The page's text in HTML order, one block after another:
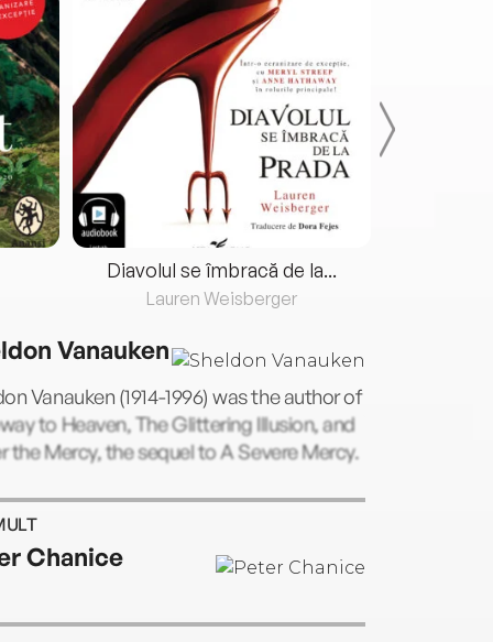
Diavolul se îmbracă de la...
Lauren Weisberger
Vanauken
Vanauken (1914-1996) was the author of
to Heaven, The Glittering Illusion, and
the Mercy, the sequel to A Severe Mercy.
Chanice